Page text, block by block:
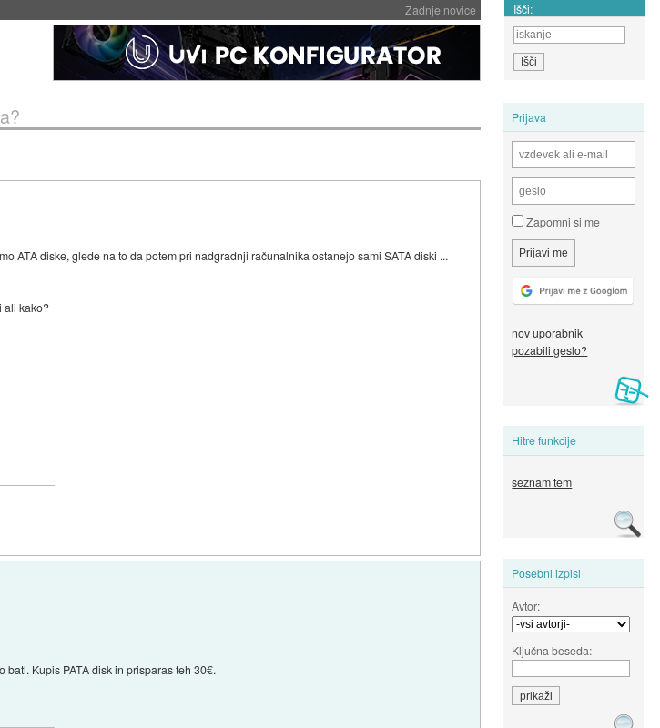
Zadnje novice Išči:
Prijava
Zapomni si me
nov uporabnik
pozabili geslo?
Hitre funkcije
seznam tem
Posebni izpisi
Avtor:
Ključna beseda:
ATA diske, glede na to da potem pri nadgradnji računalnika ostanejo sami SATA diski ...
ali kako?
bati. Kupis PATA disk in prisparas teh 30€.